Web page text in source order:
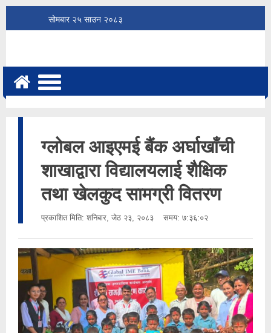
सोमबार २५ साउन २०८३
ग्लोबल आइएमई बैंक अर्घाखाँची
शाखाद्वारा विद्यालयलाई शैक्षिक
तथा खेलकुद सामग्री वितरण
प्रकाशित मिति: शनिबार, जेठ २३, २०८३ समय: ७:३६:०२